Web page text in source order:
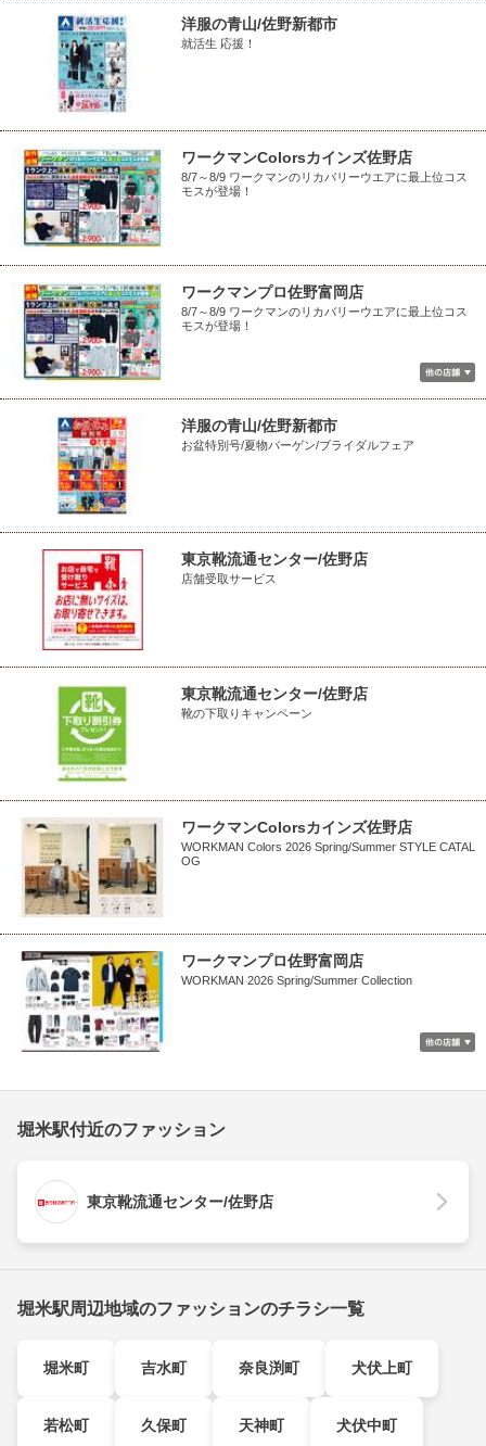
洋服の青山/佐野新都市
就活生 応援！
ワークマンColorsカインズ佐野店
8/7～8/9 ワークマンのリカバリーウエアに最上位コス
モスが登場！
ワークマンプロ佐野富岡店
8/7～8/9 ワークマンのリカバリーウエアに最上位コス
モスが登場！
洋服の青山/佐野新都市
お盆特別号/夏物バーゲン/ブライダルフェア
東京靴流通センター/佐野店
店舗受取サービス
東京靴流通センター/佐野店
靴の下取りキャンペーン
ワークマンColorsカインズ佐野店
WORKMAN Colors 2026 Spring/Summer STYLE CATAL
OG
ワークマンプロ佐野富岡店
WORKMAN 2026 Spring/Summer Collection
堀米駅付近のファッション
東京靴流通センター/佐野店
堀米駅周辺地域のファッションのチラシ一覧
堀米町 吉水町 奈良渕町 犬伏上町
若松町 久保町 天神町 犬伏中町